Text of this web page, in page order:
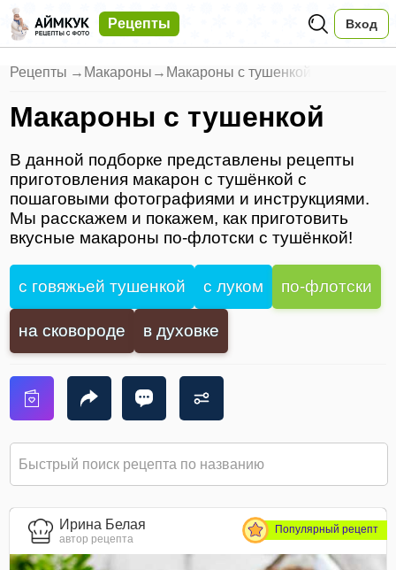
Рецепты Вход
Рецепты → Макароны → Макароны с тушенкой
Макароны с тушенкой
В данной подборке представлены рецепты
приготовления макарон с тушёнкой с
пошаговыми фотографиями и инструкциями.
Мы расскажем и покажем, как приготовить
вкусные макароны по-флотски с тушёнкой!
с говяжьей тушенкой с луком по-флотски
на сковороде в духовке
Ирина Белая
автор рецепта
Популярный рецепт